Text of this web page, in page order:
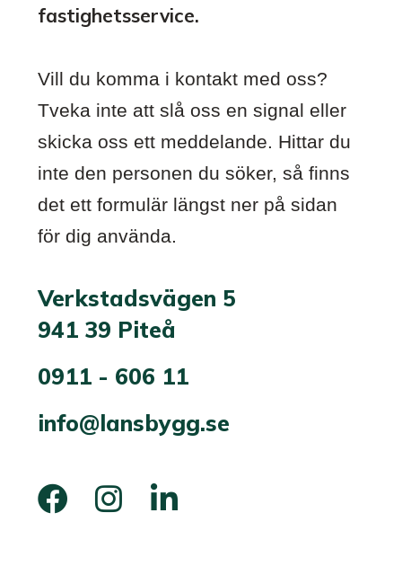
fastighetsservice.
Vill du komma i kontakt med oss?
Tveka inte att slå oss en signal eller
skicka oss ett meddelande. Hittar du
inte den personen du söker, så finns
det ett formulär längst ner på sidan
för dig använda.
Verkstadsvägen 5
941 39 Piteå
0911 - 606 11
info@lansbygg.se